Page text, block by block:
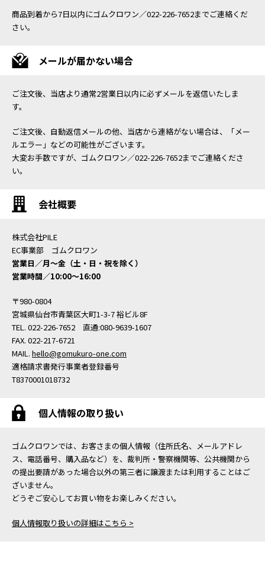
商品到着から7日以内にゴムクロワン／022-226-7652までご連絡くだ
さい。
メールが届かない場合
ご注文後、当店より通常2営業日以内に必ずメールを返信いたしま
す。
ご注文後、自動返信メールの他、当店から連絡がない場合は、「メー
ルエラー」などの可能性がございます。
大変お手数ですが、ゴムクロワン／022-226-7652までご連絡くださ
い。
会社概要
株式会社PILE
EC事業部 ゴムクロワン
営業日／月〜金（土・日・祝を除く）
営業時間／10:00〜16:00
〒980-0804
宮城県仙台市青葉区大町1-3-7 裕ビル8F
TEL. 022-226-7652 直通:080-9639-1607
FAX. 022-217-6721
MAIL. hello@gomukuro-one.com
適格請求書発行事業者登録番号
T8370001018732
個人情報の取り扱い
ゴムクロワンでは、お客さまの個人情報（住所氏名、メールアドレ
ス、電話番号、購入品など）を、裁判所・警察機関等、公共機関から
の提出要請があった場合以外の第三者に譲渡または利用することはご
ざいません。
どうぞご安心してお買い物をお楽しみください。
個人情報取り扱いの詳細はこちら >